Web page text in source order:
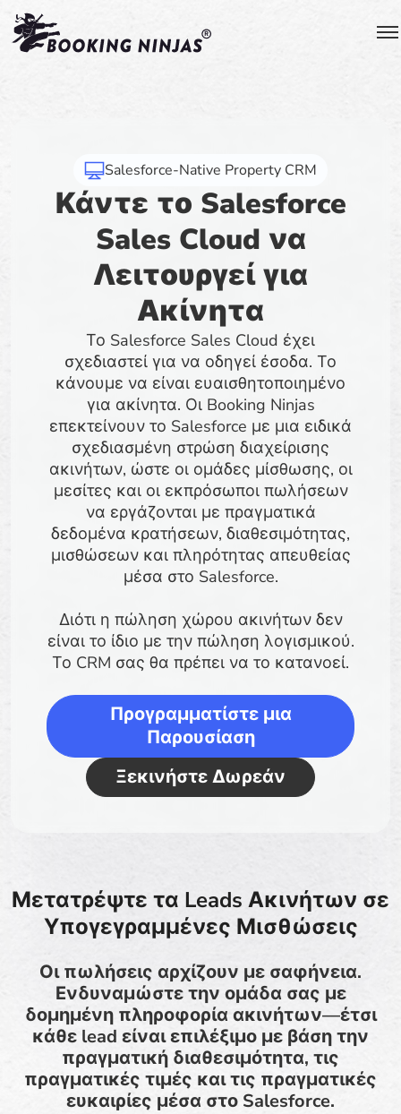
Salesforce-Native Property CRM
Κάντε το Salesforce
Sales Cloud να
Λειτουργεί για
Ακίνητα
Το Salesforce Sales Cloud έχει
σχεδιαστεί για να οδηγεί έσοδα. Το
κάνουμε να είναι ευαισθητοποιημένο
για ακίνητα. Οι Booking Ninjas
επεκτείνουν το Salesforce με μια ειδικά
σχεδιασμένη στρώση διαχείρισης
ακινήτων, ώστε οι ομάδες μίσθωσης, οι
μεσίτες και οι εκπρόσωποι πωλήσεων
να εργάζονται με πραγματικά
δεδομένα κρατήσεων, διαθεσιμότητας,
μισθώσεων και πληρότητας απευθείας
μέσα στο Salesforce.
Διότι η πώληση χώρου ακινήτων δεν
είναι το ίδιο με την πώληση λογισμικού.
Το CRM σας θα πρέπει να το κατανοεί.
Προγραμματίστε μια
Παρουσίαση
Ξεκινήστε Δωρεάν
Μετατρέψτε τα Leads Ακινήτων σε
Υπογεγραμμένες Μισθώσεις
Οι πωλήσεις αρχίζουν με σαφήνεια.
Ενδυναμώστε την ομάδα σας με
δομημένη πληροφορία ακινήτων—έτσι
κάθε lead είναι επιλέξιμο με βάση την
πραγματική διαθεσιμότητα, τις
πραγματικές τιμές και τις πραγματικές
ευκαιρίες μέσα στο Salesforce.